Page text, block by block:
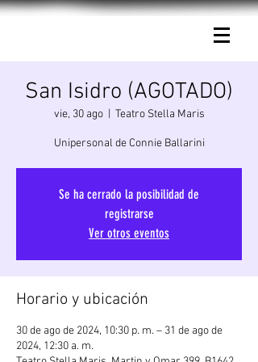
San Isidro (AGOTADO)
vie, 30 ago
  |
Teatro Stella Maris
Unipersonal de Connie Ballarini
Se ha cerrado la posibilidad de
registrarse
Ver otros eventos
Horario y ubicación
30 de ago de 2024, 10:30 p. m. – 31 de ago de
2024, 12:30 a. m.